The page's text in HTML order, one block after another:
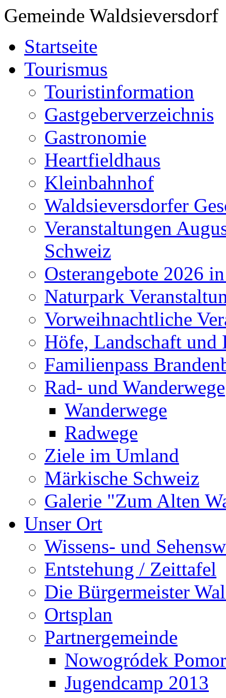
Gemeinde Waldsieversdorf
Startseite
Tourismus
Touristinformation
Gastgeberverzeichnis
Gastronomie
Heartfieldhaus
Kleinbahnhof
Waldsieversdorfer
Veranstaltungen
Schweiz
Osterangebote 2026
Naturpark
Vorweihnachtliche
Höfe, Landschaft und
Familienpass
Rad- und Wanderwege
Wanderwege
Radwege
Ziele im Umland
Märkische Schweiz
Galerie "Zum Alten
Unser Ort
Wissens- und
Entstehung / Zeittafel
Die Bürgermeister
Ortsplan
Partnergemeinde
Nowogródek
Jugendcamp 2013